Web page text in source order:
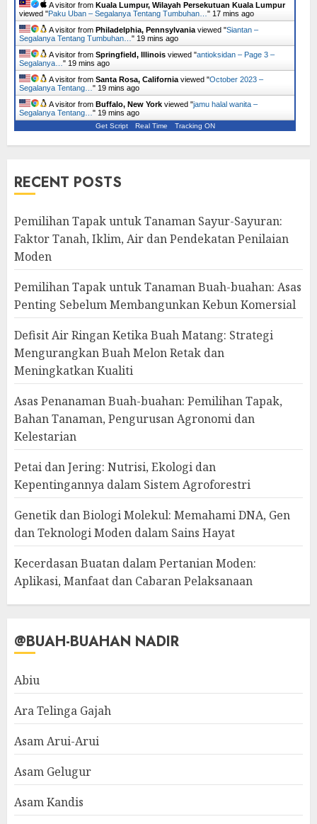
A visitor from Kuala Lumpur, Wilayah Persekutuan Kuala Lumpur
viewed "Paku Uban – Segalanya Tentang Tumbuhan…" 17 mins ago
A visitor from Philadelphia, Pennsylvaniaviewed "Siantan –
Segalanya Tentang Tumbuhan…" 19 mins ago
A visitor from Springfield, Illinois viewed "antioksidan – Page 3 –
Segalanya…" 19 mins ago
A visitor from Santa Rosa, Californiaviewed "October 2023 –
Segalanya Tentang…" 19 mins ago
A visitor from Buffalo, New York viewed "jamu halal wanita –
Segalanya Tentang…" 19 mins ago
Get Script Real Time Tracking ON
RECENT POSTS
Pemilihan Tapak untuk Tanaman Sayur-Sayuran:
Faktor Tanah, Iklim, Air dan Pendekatan Penilaian
Moden
Pemilihan Tapak untuk Tanaman Buah-buahan: Asas
Penting Sebelum Membangunkan Kebun Komersial
Defisit Air Ringan Ketika Buah Matang: Strategi
Mengurangkan Buah Melon Retak dan
Meningkatkan Kualiti
Asas Penanaman Buah-buahan: Pemilihan Tapak,
Bahan Tanaman, Pengurusan Agronomi dan
Kelestarian
Petai dan Jering: Nutrisi, Ekologi dan
Kepentingannya dalam Sistem Agroforestri
Genetik dan Biologi Molekul: Memahami DNA, Gen
dan Teknologi Moden dalam Sains Hayat
Kecerdasan Buatan dalam Pertanian Moden:
Aplikasi, Manfaat dan Cabaran Pelaksanaan
@BUAH-BUAHAN NADIR
Abiu
Ara Telinga Gajah
Asam Arui-Arui
Asam Gelugur
Asam Kandis